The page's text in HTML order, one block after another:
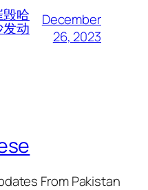
哈
动
December
26, 2023
From Pakistan